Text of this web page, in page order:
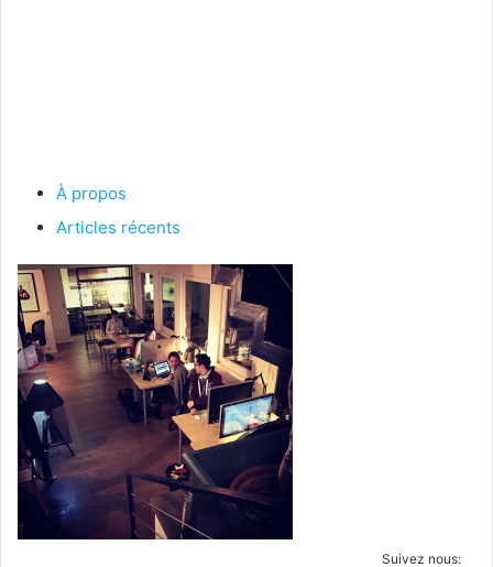
À propos
Articles récents
Suivez nous: